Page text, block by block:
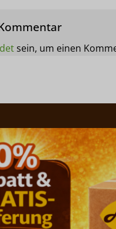
sein, um einen